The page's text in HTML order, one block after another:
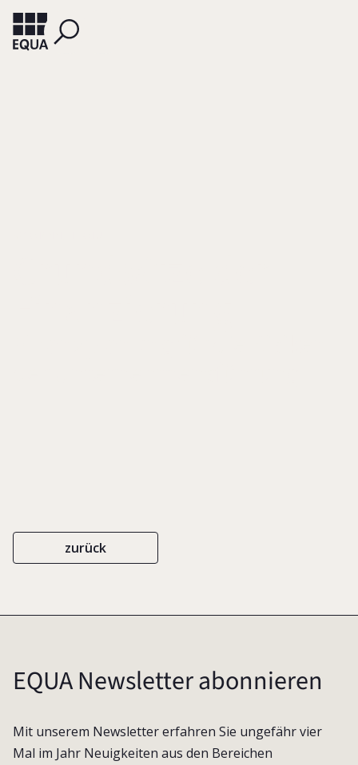
zurück
EQUA Newsletter abonnieren
Mit unserem Newsletter erfahren Sie ungefähr vier
Mal im Jahr Neuigkeiten aus den Bereichen